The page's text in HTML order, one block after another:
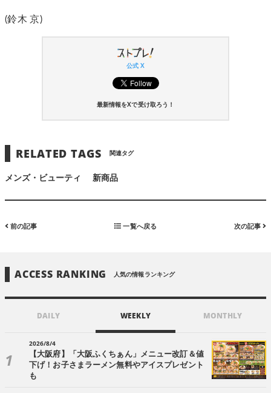
(鈴木 京)
公式 X
最新情報をXで受け取ろう！
RELATED TAGS 関連タグ
メンズ・ビューティ 新商品
前の記事 一覧へ戻る 次の記事
ACCESS RANKING 人気の情報ランキング
DAILY WEEKLY MONTHLY
2026/8/4
【大阪府】「大阪ふくちぁん」メニュー改訂＆値
下げ！お子さまラーメン無料やアイスプレゼント
も